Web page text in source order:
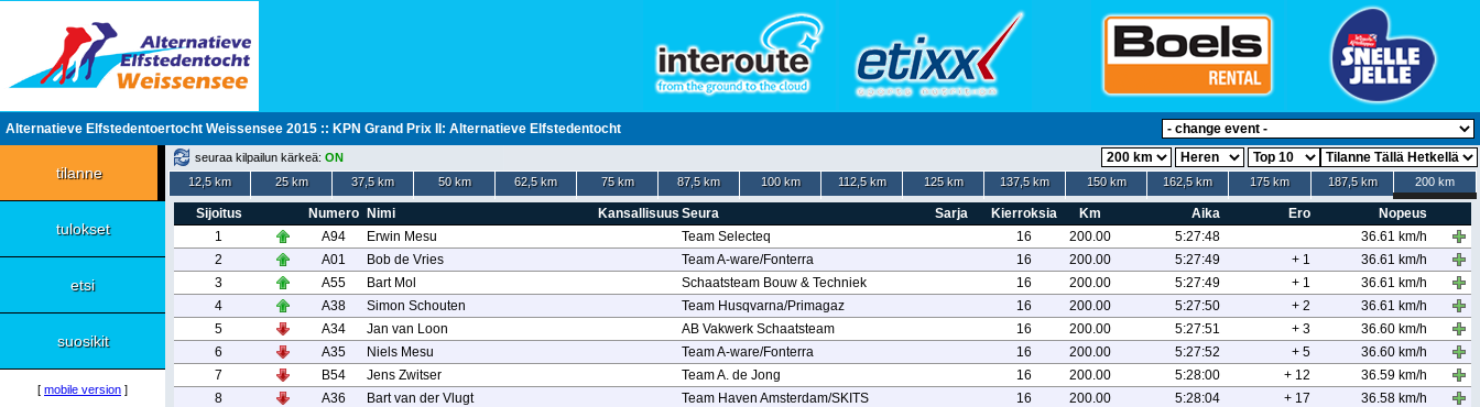
Alternatieve Elfstedentoertocht Weissensee 2015 :: KPN Grand Prix II: Alternatieve Elfstedentocht
tilanne
tulokset
etsi
suosikit
[ mobile version ]
seuraa kilpailun kärkeä: ON
12,5 km
25 km 37,5 km 50 km 62,5 km 75 km 87,5 km 100 km 112,5 km 125 km 137,5 km 150 km 162,5 km 175 km 187,5 km 200 km
Sijoitus Numero Nimi Kansallisuus Seura Sarja Kierroksia Km Aika Ero
Nopeus
1
A94 Erwin Mesu Team Selecteq 16 200.00 5:27:48
36.61 km/h
2
A01 Bob de Vries Team A-ware/Fonterra 16 200.00 5:27:49 + 1
36.61 km/h
3
A55 Bart Mol Schaatsteam Bouw & Techniek 16 200.00 5:27:49 + 1
36.61 km/h
4
A38 Simon Schouten Team Husqvarna/Primagaz 16 200.00 5:27:50 + 2
36.61 km/h
5
A34 Jan van Loon AB Vakwerk Schaatsteam 16 200.00 5:27:51 + 3
36.60 km/h
6
A35 Niels Mesu Team A-ware/Fonterra 16 200.00 5:27:52 + 5
36.60 km/h
7
B54 Jens Zwitser Team A. de Jong 16 200.00 5:28:00 + 12
36.59 km/h
8
A36 Bart van der Vlugt Team Haven Amsterdam/SKITS 16 200.00 5:28:04 + 17
36.58 km/h